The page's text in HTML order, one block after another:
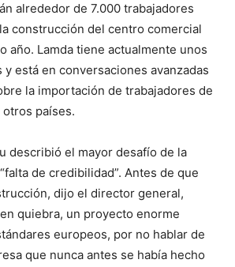
alrededor de 7.000 trabajadores
construcción del centro comercial
año. Lamda tiene actualmente unos
y está en conversaciones avanzadas
la importación de trabajadores de
países.
describió el mayor desafío de la
de credibilidad”. Antes de que
dijo el director general,
quiebra, un proyecto enorme
europeos, por no hablar de
que nunca antes se había hecho